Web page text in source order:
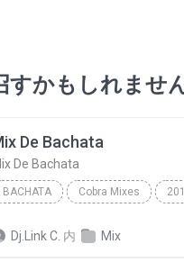
すかもしれませ
De Bachata
De Bachata
BACHATA Cobra Mixes
Dj.Link C. 内 Mix